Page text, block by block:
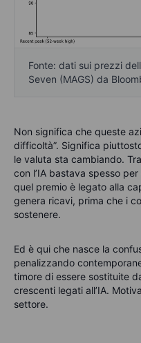
Fonte: dati sui prezzi
Seven (MAGS) da
Non significa che queste
difficoltà”. Significa
le valuta sta cambiando.
con l’IA bastava spesso
quel premio è legato alla
genera ricavi, prima che i
sostenere.
Ed è qui che nasce la
penalizzando
timore di essere sostituite
crescenti legati all’IA.
settore.